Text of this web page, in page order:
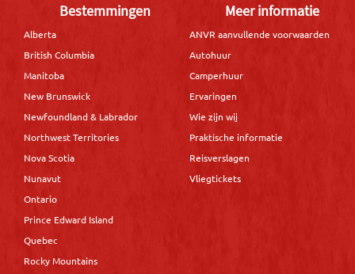
Bestemmingen
Alberta
British Columbia
Manitoba
New Brunswick
Newfoundland & Labrador
Northwest Territories
Nova Scotia
Nunavut
Ontario
Prince Edward Island
Quebec
Rocky Mountains
Meer informatie
ANVR aanvullende voorwaarden
Autohuur
Camperhuur
Ervaringen
Wie zijn wij
Praktische informatie
Reisverslagen
Vliegtickets